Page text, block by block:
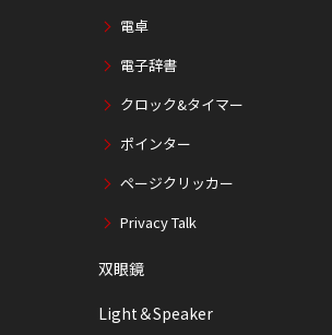
電卓
電子辞書
クロック&タイマー
ポインター
ページクリッカー
Privacy Talk
双眼鏡
Light＆Speaker